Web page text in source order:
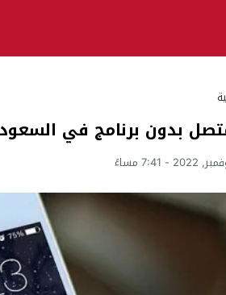
بدون برنامج في السعودية